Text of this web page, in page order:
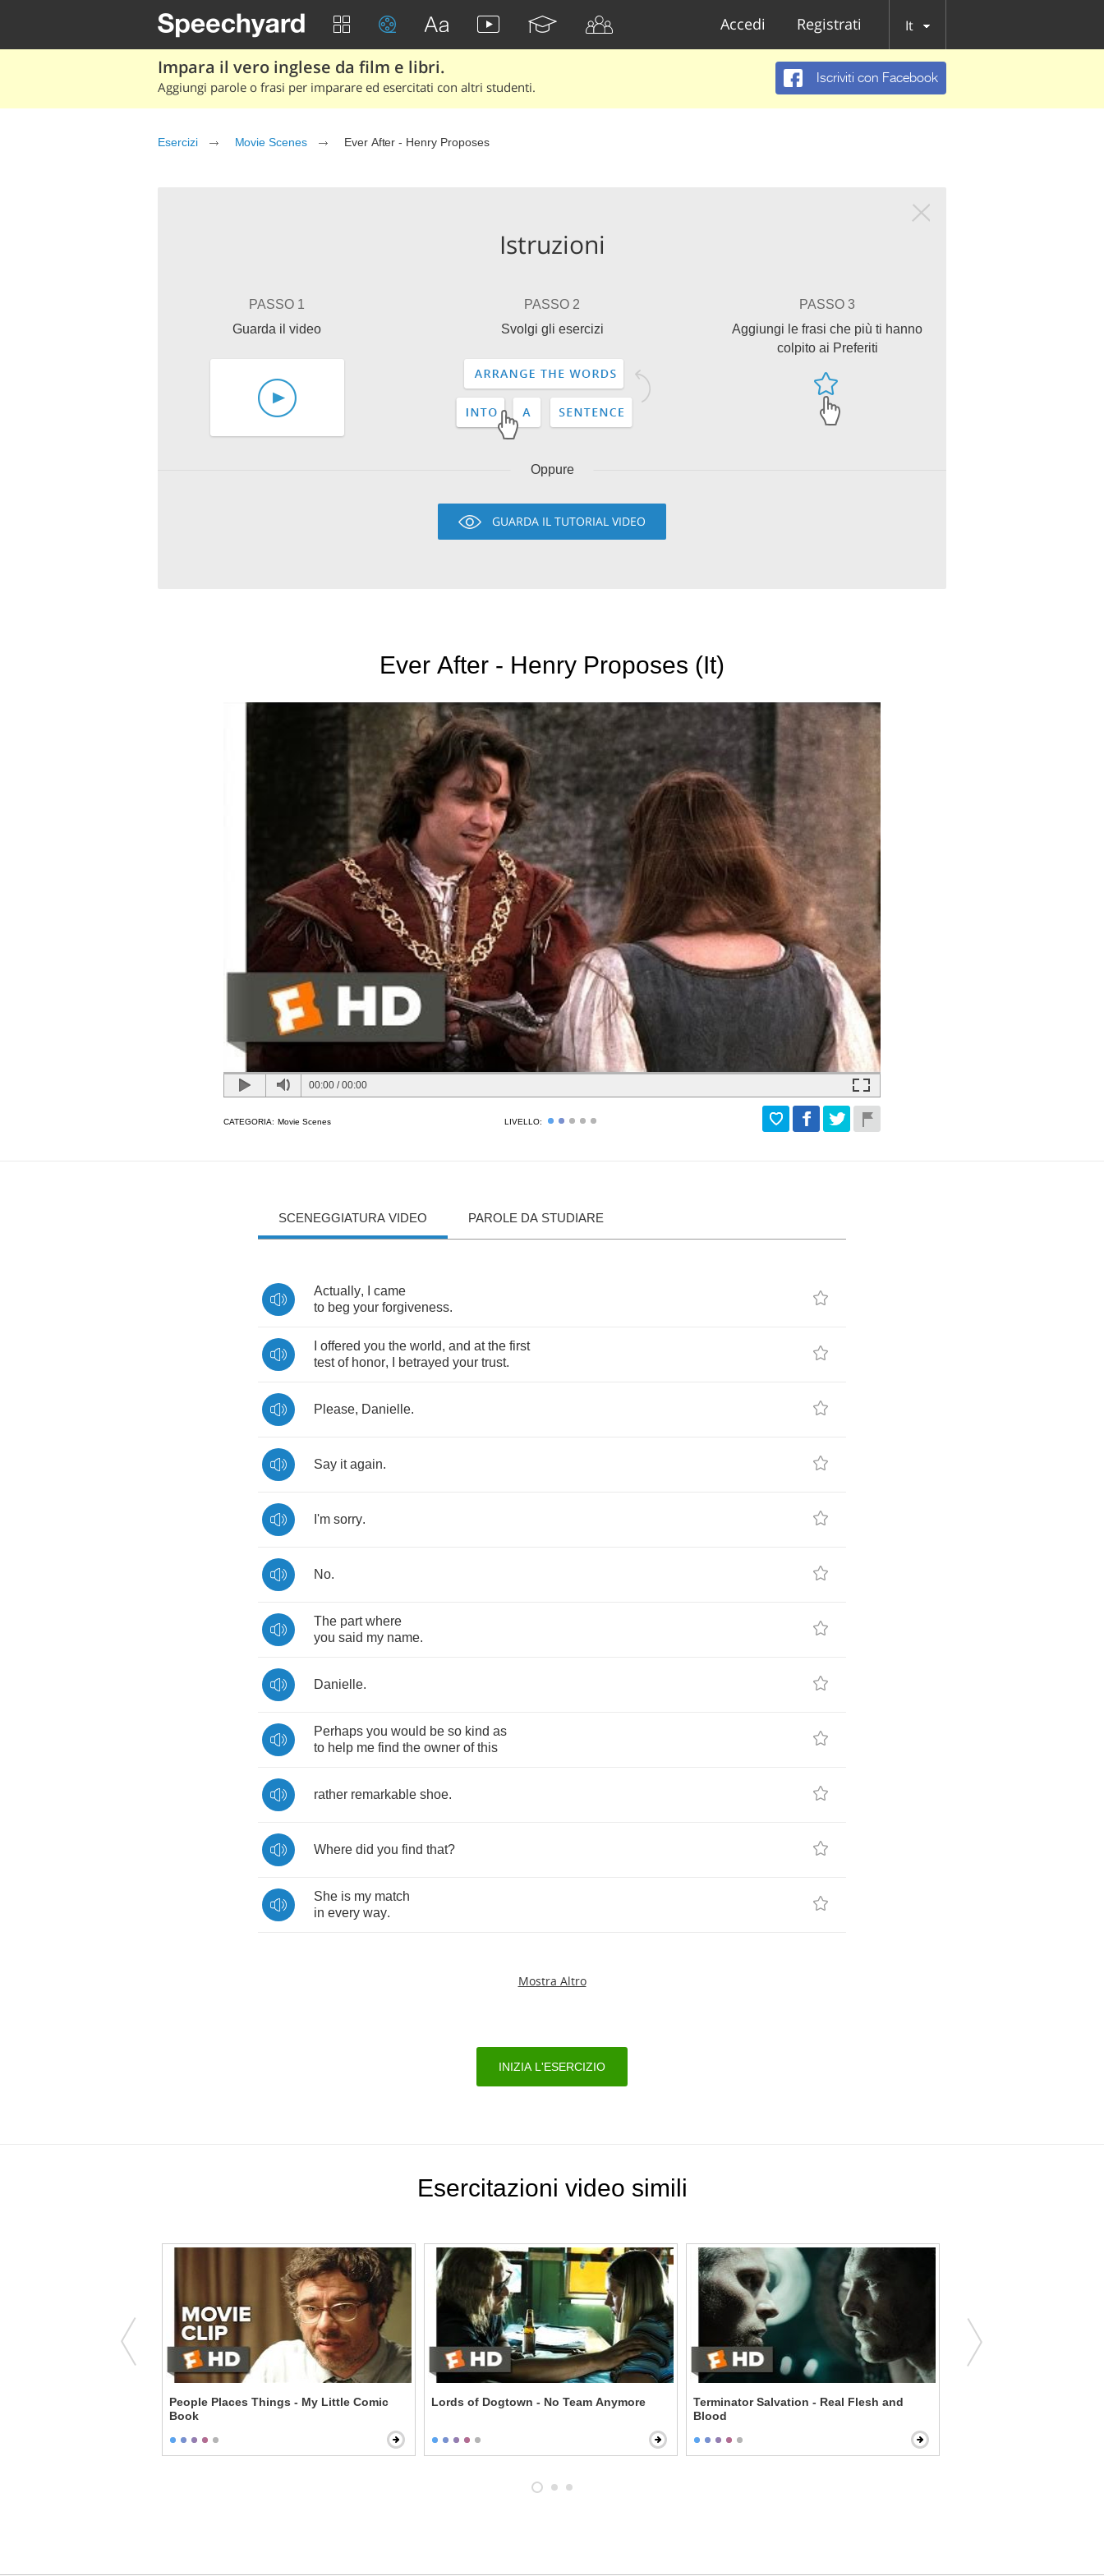
Accedi Registrati It
Impara il vero inglese da film e libri.
Aggiungi parole o frasi per imparare ed esercitati con altri studenti.
Iscriviti con Facebook
Esercizi Movie Scenes Ever After - Henry Proposes
Istruzioni
PASSO 1
Guarda il video
PASSO 2
Svolgi gli esercizi
PASSO 3
Aggiungi le frasi che più ti hanno
colpito ai Preferiti
Oppure
GUARDA IL TUTORIAL VIDEO
Ever After - Henry Proposes (It)
00:00 /00:00
CATEGORIA: Movie Scenes LIVELLO:
SCENEGGIATURA VIDEO PAROLE DA STUDIARE
Actually,
came
to beg your forgiveness.
offered you the world, and at the first
test of honor, betrayed your trust.
Please, Danielle.
Say it again.
I'm sorry.
No.
The part where
you said my name.
Danielle.
Perhaps you would be so kind as
to help me find the owner of this
rather remarkable shoe.
Where did you find that?
She is my match
in every way.
Mostra Altro
INIZIA L'ESERCIZIO
Esercitazioni video simili
People Places Things - My Little Comic
Book
Lords of Dogtown - No Team Anymore
Terminator Salvation - Real Flesh and
Blood